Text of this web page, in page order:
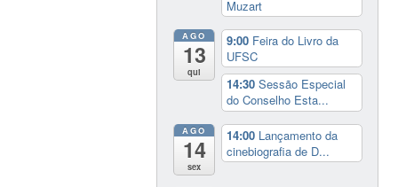
Muzart
AGO
13
qui
9:00 Feira do Livro da
UFSC
14:30Sessão Especial
do Conselho Esta...
AGO
14
sex
14:00 Lançamento da
cinebiografia de D...